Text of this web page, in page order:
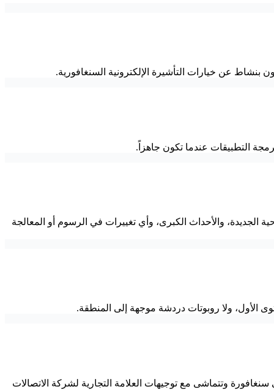
التطبيقات عندما تكون جاهزاً.
الجديدة، والأحداث الكبرى، وأي تغييرات في الرسوم أو المعالجة
وتتماشى مع توجيهات العلامة التجارية لشركة الاتصالات